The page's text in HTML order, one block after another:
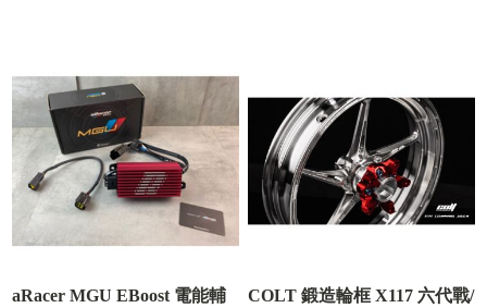
aRacer MGU EBoost 電能輔
COLT 鍛造輪框 X117 六代戰/